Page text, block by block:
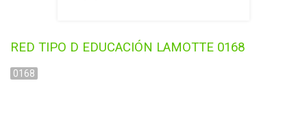
RED TIPO D EDUCACIÓN LAMOTTE 0168
0168